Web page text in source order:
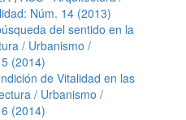
Núm. 14 (2013)
del sentido en la
/ Urbanismo /
(2014)
de Vitalidad en las
/ Urbanismo /
(2014)